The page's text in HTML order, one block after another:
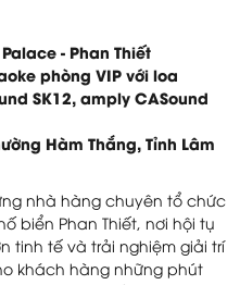
- Phan Thiết
phòng VIP với loa
SK12, amply CASound
Hàm Thắng, Tỉnh Lâm
nhà hàng chuyên tổ chức
biển Phan Thiết, nơi hội tụ
tinh tế và trải nghiệm giải trí
khách hàng những phút